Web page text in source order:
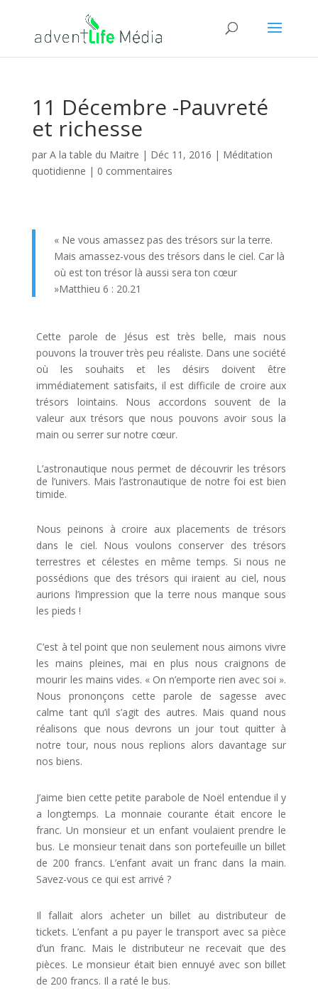
11 Décembre -Pauvreté
et richesse
par A la table du Maitre | Déc 11, 2016 | Méditation
quotidienne | 0 commentaires
« Ne vous amassez pas des trésors sur la terre.
Mais amassez-vous des trésors dans le ciel. Car là
où est ton trésor là aussi sera ton cœur
»Matthieu 6 : 20.21
Cette parole de Jésus est très belle, mais nous
pouvons la trouver très peu réaliste. Dans une société
où les souhaits et les désirs doivent être
immédiatement satisfaits, il est difficile de croire aux
trésors lointains. Nous accordons souvent de la
valeur aux trésors que nous pouvons avoir sous la
main ou serrer sur notre cœur.
L’astronautique nous permet de découvrir les trésors
de l’univers. Mais l’astronautique de notre foi est bien
timide.
Nous peinons à croire aux placements de trésors
dans le ciel. Nous voulons conserver des trésors
terrestres et célestes en même temps. Si nous ne
possédions que des trésors qui iraient au ciel, nous
aurions l’impression que la terre nous manque sous
les pieds !
C’est à tel point que non seulement nous aimons vivre
les mains pleines, mai en plus nous craignons de
mourir les mains vides. « On n’emporte rien avec soi ».
Nous prononçons cette parole de sagesse avec
calme tant qu’il s’agit des autres. Mais quand nous
réalisons que nous devrons un jour tout quitter à
notre tour, nous nous replions alors davantage sur
nos biens.
J’aime bien cette petite parabole de Noël entendue il y
a longtemps. La monnaie courante était encore le
franc. Un monsieur et un enfant voulaient prendre le
bus. Le monsieur tenait dans son portefeuille un billet
de 200 francs. L’enfant avait un franc dans la main.
Savez-vous ce qui est arrivé ?
Il fallait alors acheter un billet au distributeur de
tickets. L’enfant a pu payer le transport avec sa pièce
d’un franc. Mais le distributeur ne recevait que des
pièces. Le monsieur était bien ennuyé avec son billet
de 200 francs. Il a raté le bus.